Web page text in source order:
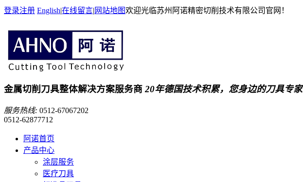
登录注册 English|在线留言| 网站地图欢迎光临苏州阿诺精密切削技术有限公司官网！
金属切削刀具整体解决方案服务商 20年德国技术积累，您身边的刀具专家
服务热线: 0512-67067202
0512-62877712
阿诺首页
产品中心
涂层服务
医疗刀具